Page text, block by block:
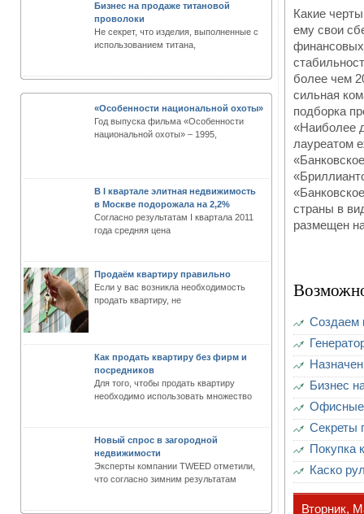
Бизнес на продаже титановой
проволоки
Не секрет, что изделия, выполненные с
использованием титана,
«Особенности национальной охоты»
Год выпуска фильма «Особенности
национальной охоты» – 1995,
В I квартале элитная недвижимость
в Москве подорожала на 2,2%
Согласно результатам I квартала 2011
года средняя цена
Продаём квартиру правильно
Если у вас возникла необходимость
продать квартиру, не
Как продать квартиру без фирм и
посредников
Для того, чтобы продать квартиру
необходимо использовать множество
Новый спрос в загородной
недвижимости
Эксперты компании TWEED отметили,
что согласно зимним результатам
Какие
ему свои
финансовых
более чем
сильная
подборка
«Наиболее
лауреатом
страны в
размещен
Создаем
Бизнес
Офисные
Секреты
Покупка
Каско
Вторник,